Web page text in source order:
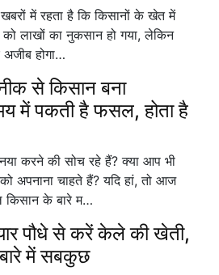
में रहता है कि किसानों के खेत में
लाखों का नुकसान हो गया, लेकिन
होगा…
से किसान बना
में पकती है फसल, होता है
करने की सोच रहे हैं? क्या आप भी
अपनाना चाहते हैं? यदि हां, तो आज
के बारे म…
पौधे से करें केले की खेती,
में सबकुछ